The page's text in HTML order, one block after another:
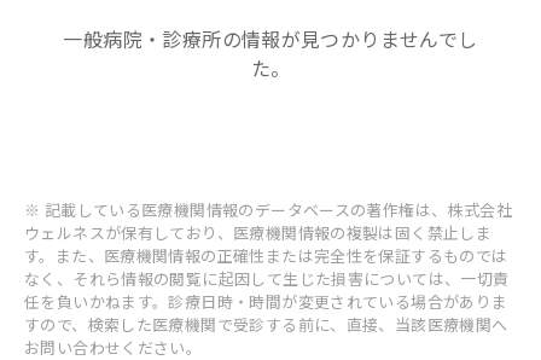
一般病院・診療所の情報が見つかりませんでし
た。
※ 記載している医療機関情報のデータベースの著作権は、株式会社
ウェルネスが保有しており、医療機関情報の複製は固く禁止しま
す。また、医療機関情報の正確性または完全性を保証するものでは
なく、それら情報の閲覧に起因して生じた損害については、一切責
任を負いかねます。診療日時・時間が変更されている場合がありま
すので、検索した医療機関で受診する前に、直接、当該医療機関へ
お問い合わせください。